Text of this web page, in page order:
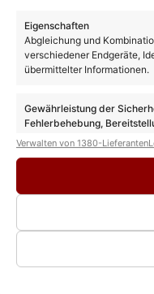
Eigenschaften
Abgleichung und
verschiedener Endgeräte,
übermittelter Informationen.
Gewährleistung der
Fehlerbehebung,
Entscheidungen zum
Verwalten von 1380-Lieferanten